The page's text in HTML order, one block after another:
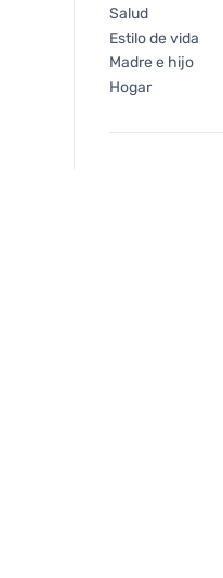
Salud
Estilo de vida
Madre e hijo
Hogar